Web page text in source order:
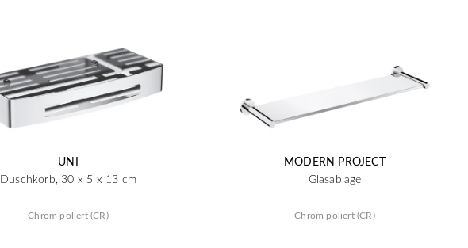
UNI
Duschkorb, 30 x 5 x 13 cm
Chrom poliert (CR)
MODERN PROJECT
Glasablage
Chrom poliert (CR)